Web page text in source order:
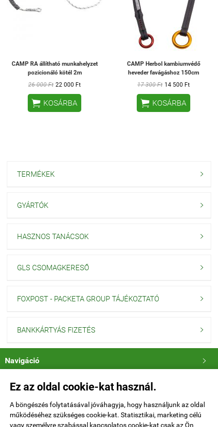
Ez az oldal cookie-kat használ.
A böngészés folytatásával jóváhagyja, hogy használjunk az oldal
működéséhez szükséges cookie-kat. Statisztikai, marketing célú
vagy személyre szabással kapcsolatos cookie-kat csak az Ön
CAMP RA állítható munkahelyzet
pozicionáló kötél 2m
26 000 Ft 22 000 Ft
 KOSÁRBA
CAMP Herbol kambiumvédő
heveder favágáshoz 150cm
17 300 Ft 14 500 Ft
 KOSÁRBA
TERMÉKEK 
GYÁRTÓK 
HASZNOS TANÁCSOK 
GLS CSOMAGKERESŐ 
FOXPOST - PACKETA GROUP TÁJÉKOZTATÓ 
BANKKÁRTYÁS FIZETÉS 
Navigáció 
Saját fiók
Elérhetőségek